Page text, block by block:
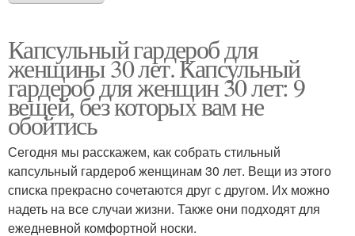
Капсульный гардероб для
женщины 30 лет. Капсульный
гардероб для женщин 30 лет: 9
вещей, без которых вам не
обойтись
Сегодня мы расскажем, как собрать стильный
капсульный гардероб женщинам 30 лет. Вещи из этого
списка прекрасно сочетаются друг с другом. Их можно
надеть на все случаи жизни. Также они подходят для
ежедневной комфортной носки.